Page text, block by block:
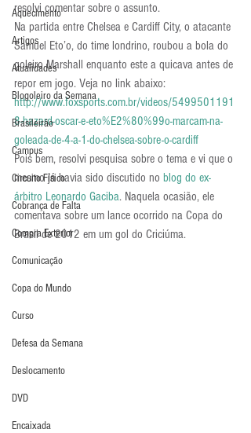
Aquecimento
Artigos
Atualidades
Blogoleiro da Semana
Brasileirão
Campus
Circuito Físico
Cobrança de Falta
Compra Exterior
Comunicação
Copa do Mundo
Curso
Defesa da Semana
Deslocamento
DVD
Encaixada
resolvi comentar sobre o assunto.
Na partida entre Chelsea e Cardiff City, o atacante
Samuel Eto’o, do time londrino, roubou a bola do
goleiro Marshall enquanto este a quicava antes de
repor em jogo. Veja no link abaixo:
http://www.foxsports.com.br/videos/5499501191
8-hazard-oscar-e-eto%E2%80%99o-marcam-na-
goleada-de-4-a-1-do-chelsea-sobre-o-cardiff
Pois bem, resolvi pesquisa sobre o tema e vi que o
mesmo já havia sido discutido no blog do ex-
árbitro Leonardo Gaciba. Naquela ocasião, ele
comentava sobre um lance ocorrido na Copa do
Brasil de 2012 em um gol do Criciúma.